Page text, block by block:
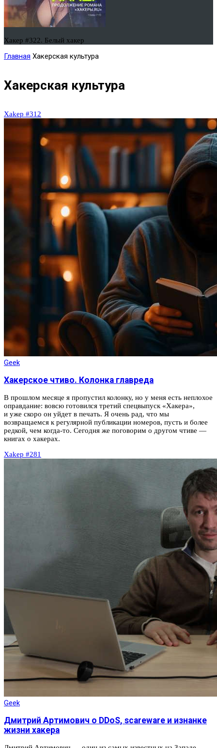
Хакер #322. Белый хакер
Главная Хакерская культура
Хакерская культура
Xakep #312
Geek
Хакерское чтиво. Колонка главреда
В прошлом месяце я пропустил колонку, но у меня есть неплохое
оправдание: вовсю готовился третий спецвыпуск «Хакера»,
и уже скоро он уйдет в печать. Я очень рад, что мы
возвращаемся к регулярной публикации номеров, пусть и более
редкой, чем когда‑то. Сегодня же поговорим о другом чтиве —
книгах о хакерах.
Xakep #281
Geek
Дмитрий Артимович о DDoS, scareware и изнанке
жизни хакера